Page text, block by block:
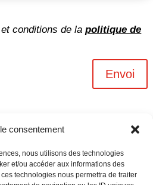
consentement
nous utilisons des technologies
et/ou accéder aux informations des
technologies nous permettra de traiter
conditions de lapolitique de
Envoi